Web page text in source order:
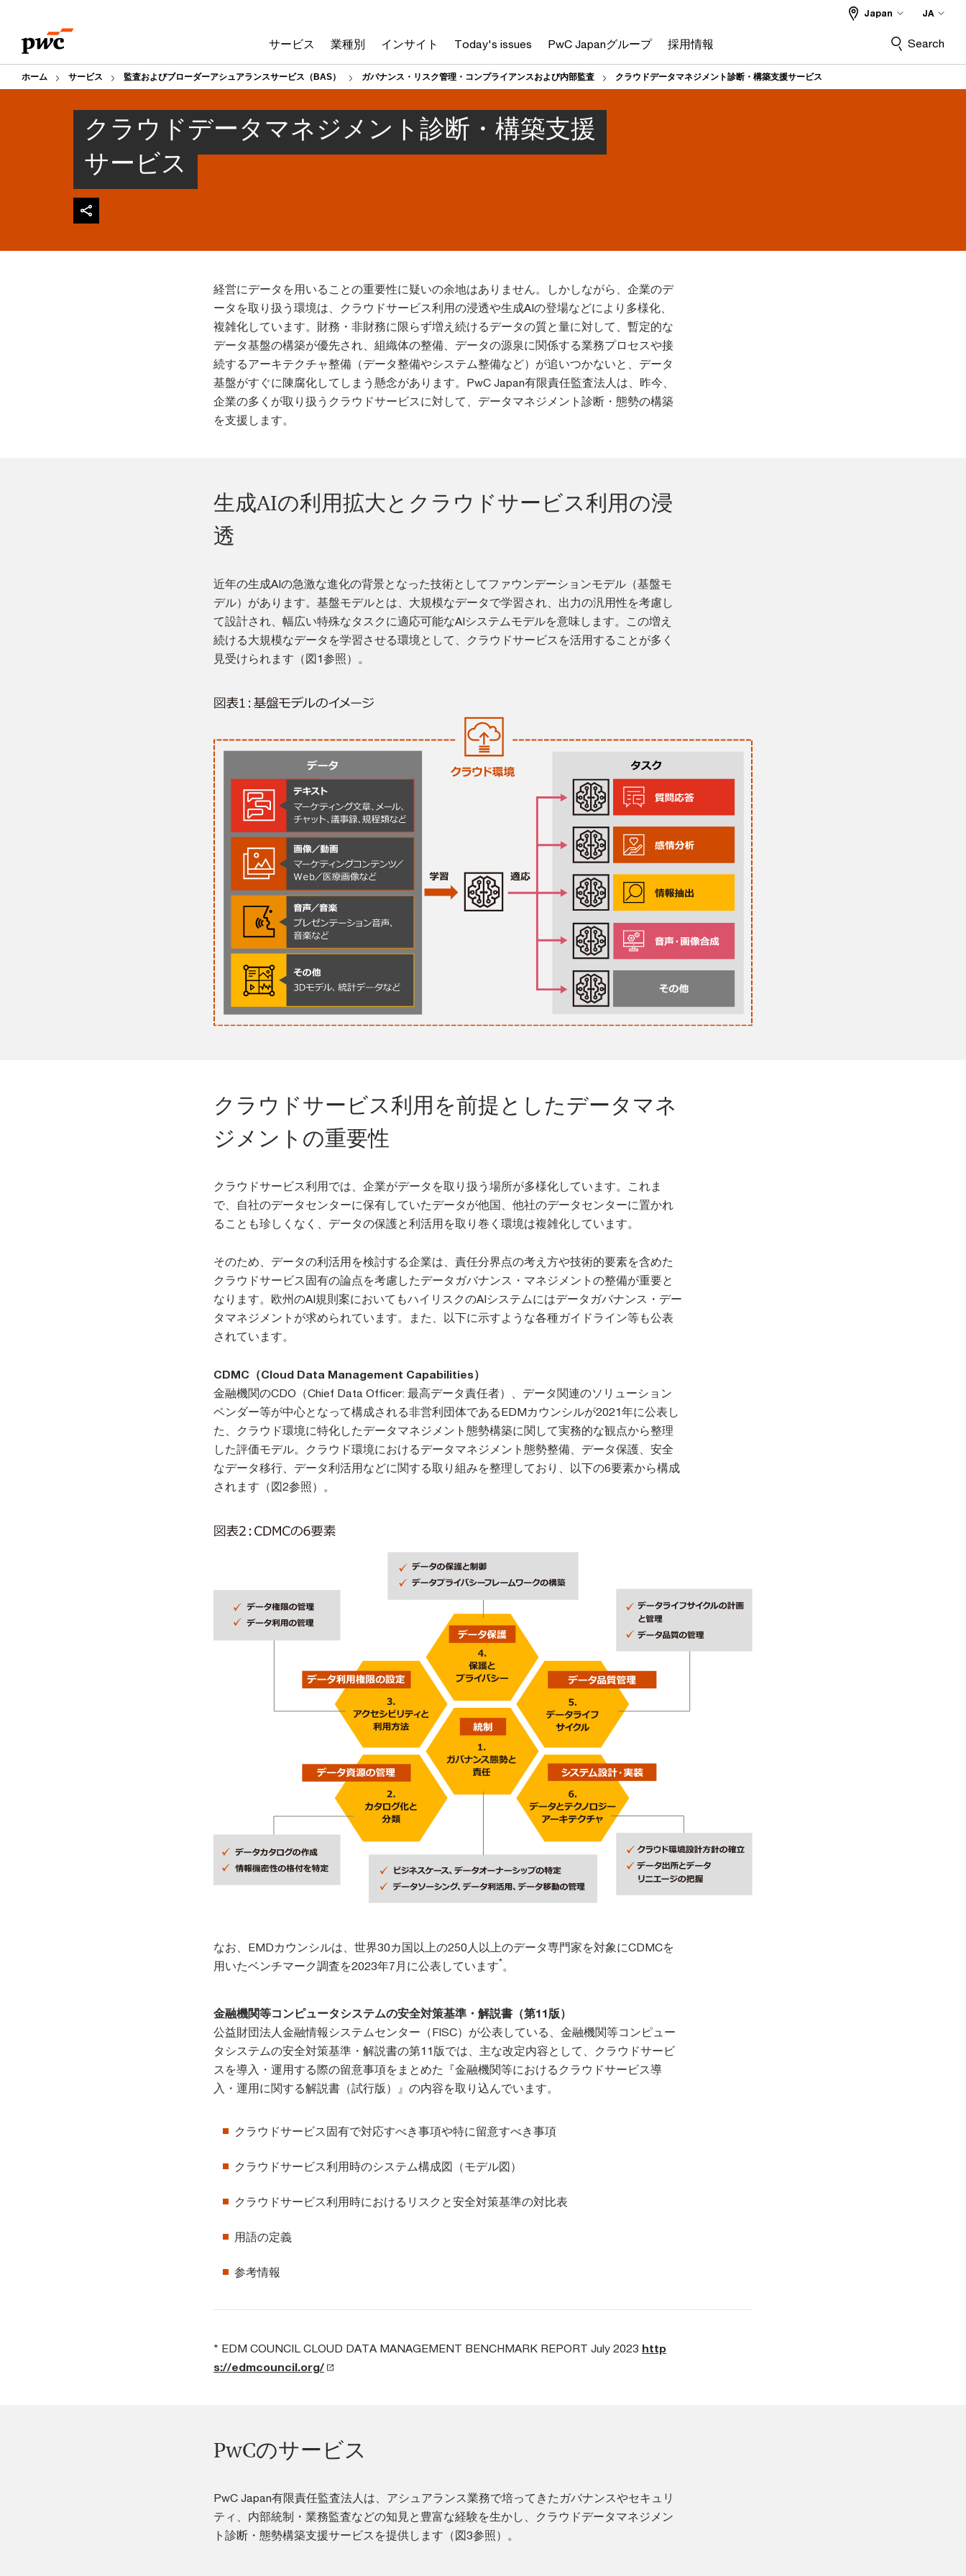
content
footer
サービス 業種別 インサイト Today's issues PwC Japanグループ 採用情報
Japan JA
Search
ホーム サービス 監査およびブローダーアシュアランスサービス（BAS） ガバナンス・リスク管理・コンプライアンスおよび内部監査 クラウドデータマネジメント診断・構築支援サービス
クラウドデータマネジメント診断・構築支援
サービス
経営にデータを用いることの重要性に疑いの余地はありません。しかしながら、企業のデ
ータを取り扱う環境は、クラウドサービス利用の浸透や生成AIの登場などにより多様化、
複雑化しています。財務・非財務に限らず増え続けるデータの質と量に対して、暫定的な
データ基盤の構築が優先され、組織体の整備、データの源泉に関係する業務プロセスや接
続するアーキテクチャ整備（データ整備やシステム整備など）が追いつかないと、データ
基盤がすぐに陳腐化してしまう懸念があります。PwC Japan有限責任監査法人は、昨今、
企業の多くが取り扱うクラウドサービスに対して、データマネジメント診断・態勢の構築
を支援します。
生成AIの利用拡大とクラウドサービス利用の浸
透
近年の生成AIの急激な進化の背景となった技術としてファウンデーションモデル（基盤モ
デル）があります。基盤モデルとは、大規模なデータで学習され、出力の汎用性を考慮し
て設計され、幅広い特殊なタスクに適応可能なAIシステムモデルを意味します。この増え
続ける大規模なデータを学習させる環境として、クラウドサービスを活用することが多く
見受けられます（図1参照）。
クラウドサービス利用を前提としたデータマネ
ジメントの重要性
クラウドサービス利用では、企業がデータを取り扱う場所が多様化しています。これま
で、自社のデータセンターに保有していたデータが他国、他社のデータセンターに置かれ
ることも珍しくなく、データの保護と利活用を取り巻く環境は複雑化しています。
そのため、データの利活用を検討する企業は、責任分界点の考え方や技術的要素を含めた
クラウドサービス固有の論点を考慮したデータガバナンス・マネジメントの整備が重要と
なります。欧州のAI規則案においてもハイリスクのAIシステムにはデータガバナンス・デー
タマネジメントが求められています。また、以下に示すような各種ガイドライン等も公表
されています。
CDMC（Cloud Data Management Capabilities）
金融機関のCDO（Chief Data Officer: 最高データ責任者）、データ関連のソリューション
ベンダー等が中心となって構成される非営利団体であるEDMカウンシルが2021年に公表し
た、クラウド環境に特化したデータマネジメント態勢構築に関して実務的な観点から整理
した評価モデル。クラウド環境におけるデータマネジメント態勢整備、データ保護、安全
なデータ移行、データ利活用などに関する取り組みを整理しており、以下の6要素から構成
されます（図2参照）。
なお、EMDカウンシルは、世界30カ国以上の250人以上のデータ専門家を対象にCDMCを
用いたベンチマーク調査を2023年7月に公表しています*。
金融機関等コンピュータシステムの安全対策基準・解説書（第11版）
公益財団法人金融情報システムセンター（FISC）が公表している、金融機関等コンピュー
タシステムの安全対策基準・解説書の第11版では、主な改定内容として、クラウドサービ
スを導入・運用する際の留意事項をまとめた『金融機関等におけるクラウドサービス導
入・運用に関する解説書（試行版）』の内容を取り込んでいます。
クラウドサービス固有で対応すべき事項や特に留意すべき事項
クラウドサービス利用時のシステム構成図（モデル図）
クラウドサービス利用時におけるリスクと安全対策基準の対比表
用語の定義
参考情報
* EDM COUNCIL CLOUD DATA MANAGEMENT BENCHMARK REPORT July 2023 http
s://edmcouncil.org/
PwCのサービス
PwC Japan有限責任監査法人は、アシュアランス業務で培ってきたガバナンスやセキュリ
ティ、内部統制・業務監査などの知見と豊富な経験を生かし、クラウドデータマネジメン
ト診断・態勢構築支援サービスを提供します（図3参照）。